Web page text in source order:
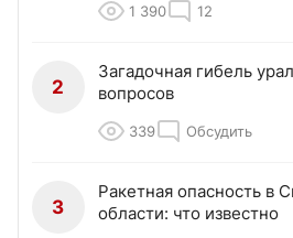
1 390 12
2
Загадочная гибель
вопросов
339 Обсудить
3
Ракетная опасность в
области: что известно